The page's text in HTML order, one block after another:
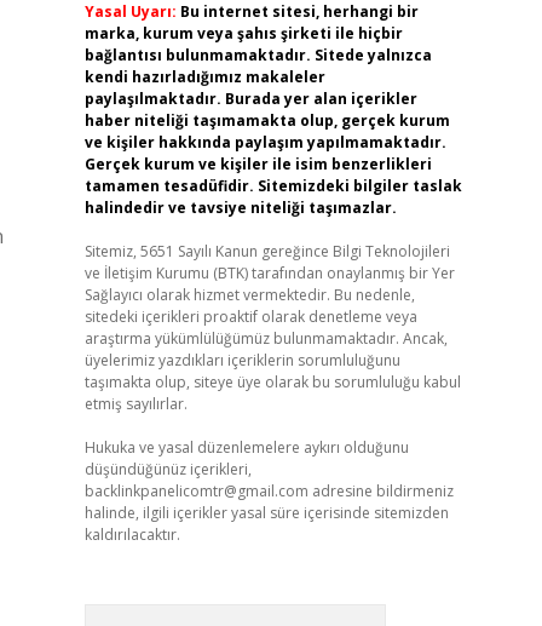
Yasal Uyarı: Bu internet sitesi, herhangi bir
marka, kurum veya şahıs şirketi ile hiçbir
bağlantısı bulunmamaktadır. Sitede yalnızca
kendi hazırladığımız makaleler
paylaşılmaktadır. Burada yer alan içerikler
haber niteliği taşımamakta olup, gerçek kurum
ve kişiler hakkında paylaşım yapılmamaktadır.
Gerçek kurum ve kişiler ile isim benzerlikleri
tamamen tesadüfidir. Sitemizdeki bilgiler taslak
halindedir ve tavsiye niteliği taşımazlar.
Sitemiz, 5651 Sayılı Kanun gereğince Bilgi Teknolojileri
ve İletişim Kurumu (BTK) tarafından onaylanmış bir Yer
Sağlayıcı olarak hizmet vermektedir. Bu nedenle,
sitedeki içerikleri proaktif olarak denetleme veya
araştırma yükümlülüğümüz bulunmamaktadır. Ancak,
üyelerimiz yazdıkları içeriklerin sorumluluğunu
taşımakta olup, siteye üye olarak bu sorumluluğu kabul
etmiş sayılırlar.
Hukuka ve yasal düzenlemelere aykırı olduğunu
düşündüğünüz içerikleri,
backlinkpanelicomtr@gmail.com adresine bildirmeniz
halinde, ilgili içerikler yasal süre içerisinde sitemizden
kaldırılacaktır.